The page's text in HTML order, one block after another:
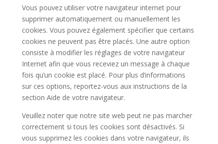
Vous pouvez utiliser votre navigateur internet pour
supprimer automatiquement ou manuellement les
cookies. Vous pouvez également spécifier que certains
cookies ne peuvent pas être placés. Une autre option
consiste à modifier les réglages de votre navigateur
Internet afin que vous receviez un message à chaque
fois qu’un cookie est placé. Pour plus d’informations
sur ces options, reportez-vous aux instructions de la
section Aide de votre navigateur.
Veuillez noter que notre site web peut ne pas marcher
correctement si tous les cookies sont désactivés. Si
vous supprimez les cookies dans votre navigateur, ils